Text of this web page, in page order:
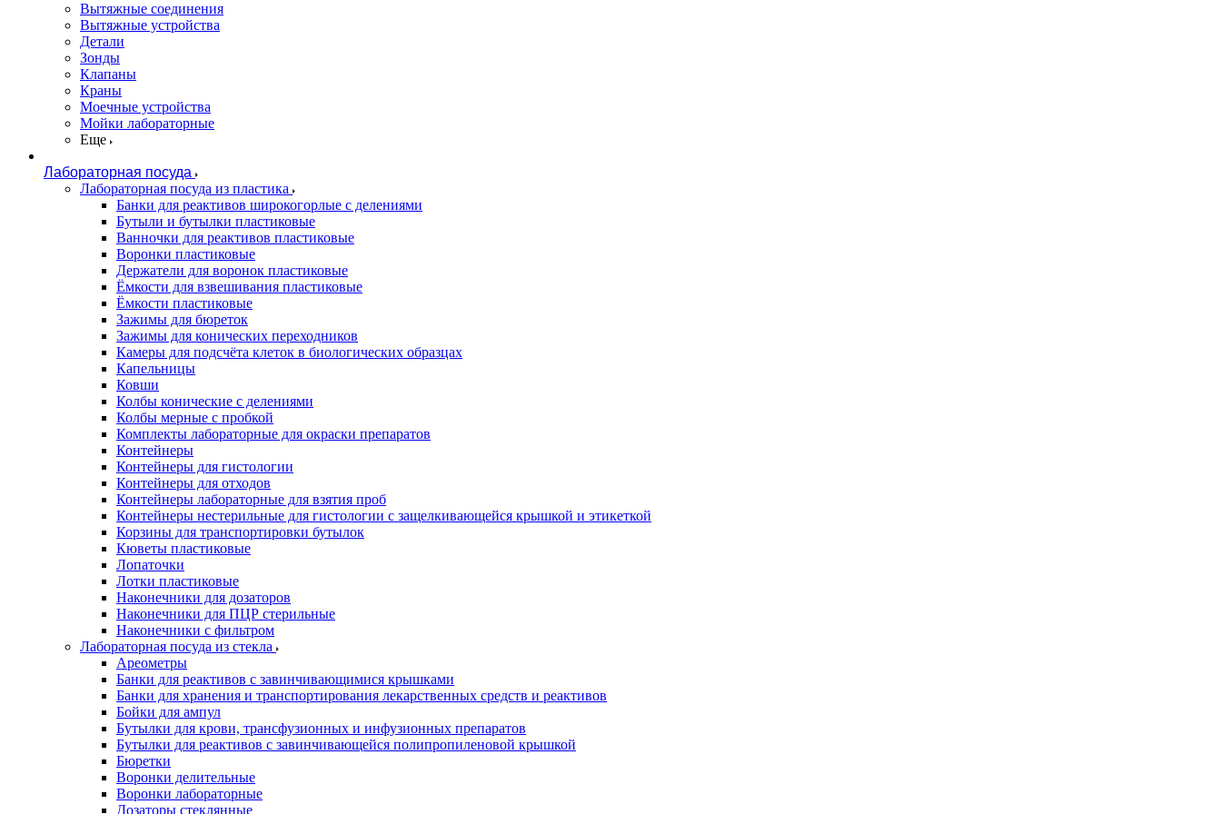
Вытяжные соединения
Вытяжные устройства
Детали
Зонды
Клапаны
Краны
Моечные устройства
Мойки лабораторные
Еще
Лабораторная посуда
Лабораторная посуда из пластика
Банки для реактивов широкогорлые с делениями
Бутыли и бутылки пластиковые
Ванночки для реактивов пластиковые
Воронки пластиковые
Держатели для воронок пластиковые
Ёмкости для взвешивания пластиковые
Ёмкости пластиковые
Зажимы для бюреток
Зажимы для конических переходников
Камеры для подсчёта клеток в биологических образцах
Капельницы
Ковши
Колбы конические с делениями
Колбы мерные с пробкой
Комплекты лабораторные для окраски препаратов
Контейнеры
Контейнеры для гистологии
Контейнеры для отходов
Контейнеры лабораторные для взятия проб
Контейнеры нестерильные для гистологии с защелкивающейся крышкой и этикеткой
Корзины для транспортировки бутылок
Кюветы пластиковые
Лопаточки
Лотки пластиковые
Наконечники для дозаторов
Наконечники для ПЦР стерильные
Наконечники с фильтром
Лабораторная посуда из стекла
Ареометры
Банки для реактивов с завинчивающимися крышками
Банки для хранения и транспортирования лекарственных средств и реактивов
Бойки для ампул
Бутылки для крови, трансфузионных и инфузионных препаратов
Бутылки для реактивов с завинчивающейся полипропиленовой крышкой
Бюретки
Воронки делительные
Воронки лабораторные
Дозаторы стеклянные